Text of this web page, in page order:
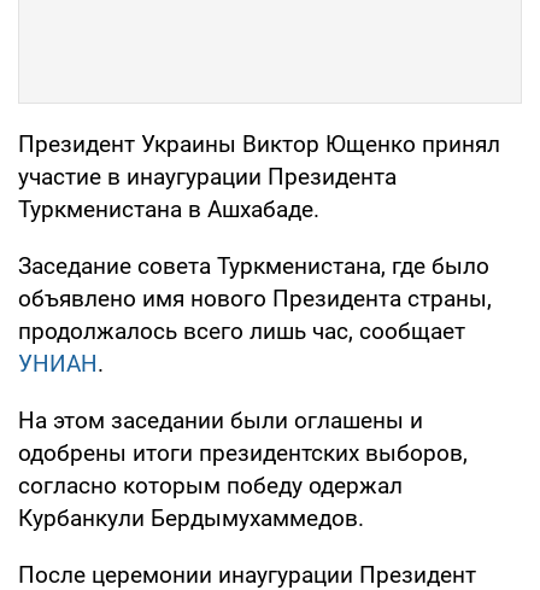
Президент Украины Виктор Ющенко принял
участие в инаугурации Президента
Туркменистана в Ашхабаде.
Заседание совета Туркменистана, где было
объявлено имя нового Президента страны,
продолжалось всего лишь час, сообщает
УНИАН.
На этом заседании были оглашены и
одобрены итоги президентских выборов,
согласно которым победу одержал
Курбанкули Бердымухаммедов.
После церемонии инаугурации Президент